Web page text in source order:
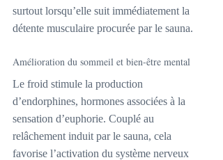
surtout lorsqu’elle suit immédiatement la
détente musculaire procurée par le sauna.
Amélioration du sommeil et bien-être mental
Le froid stimule la production
d’endorphines, hormones associées à la
sensation d’euphorie. Couplé au
relâchement induit par le sauna, cela
favorise l’activation du système nerveux